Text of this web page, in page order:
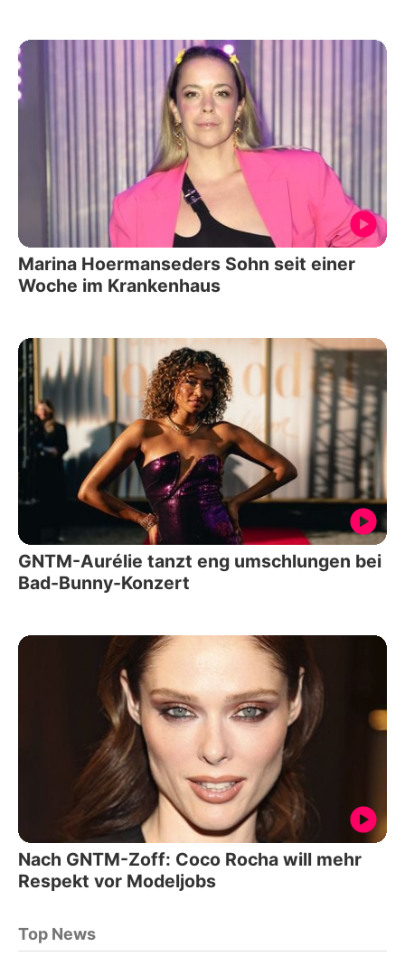
Marina Hoermanseders Sohn seit einer
Woche im Krankenhaus
GNTM-Aurélie tanzt eng umschlungen bei
Bad-Bunny-Konzert
Nach GNTM-Zoff: Coco Rocha will mehr
Respekt vor Modeljobs
Top News